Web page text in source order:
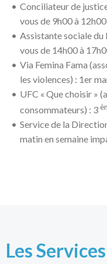
Conciliateur de
vous de 9h00 à
Assistante sociale du
vous de 14h00 à
Via Femina Fama
les violences) : 1er
UFC « Que choisir »
consommateurs) : 3
Service de la
matin en semaine
Les Services